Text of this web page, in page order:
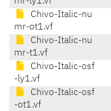
Chivo-Italic-nu
mr-ot1.vf
Chivo-Italic-nu
mr-t1.vf
Chivo-Italic-osf
-ly1.vf
Chivo-Italic-osf
-ot1.vf